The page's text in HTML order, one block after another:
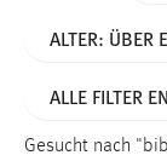
ALTER: ÜBER
ALLE FILTER
Gesucht nach
Funktionen